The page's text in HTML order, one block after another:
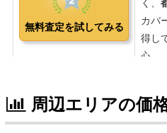
周辺エリアの価